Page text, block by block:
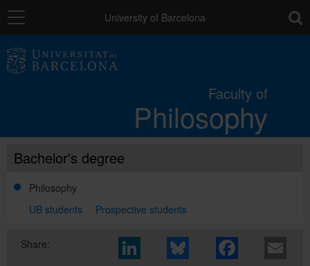
Navigation University of Barcelona
Faculty of
Philosophy
Studies
Research and innovation
Services
Mobility
Bachelor's degree
Philosophy
UB students
Prospective students
Share: